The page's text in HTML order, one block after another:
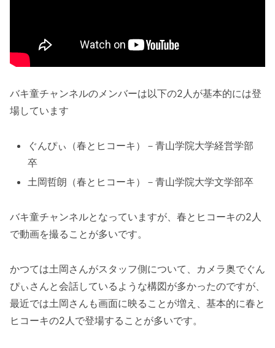
バキ童チャンネルのメンバーは以下の2人が基本的には登
場しています
ぐんぴぃ（春とヒコーキ）－青山学院大学経営学部
卒
土岡哲朗（春とヒコーキ）－青山学院大学文学部卒
バキ童チャンネルとなっていますが、春とヒコーキの2人
で動画を撮ることが多いです。
かつては土岡さんがスタッフ側について、カメラ奥でぐん
ぴぃさんと会話しているような構図が多かったのですが、
最近では土岡さんも画面に映ることが増え、基本的に春と
ヒコーキの2人で登場することが多いです。